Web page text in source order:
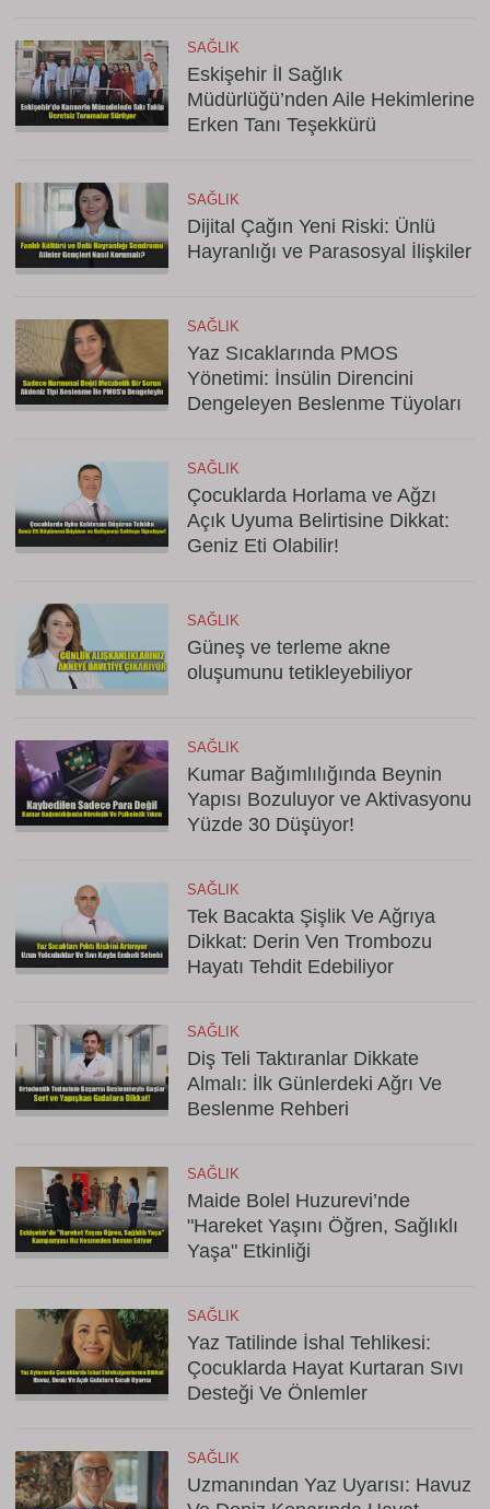
SAĞLIK
Eskişehir İl Sağlık
Müdürlüğü’nden Aile Hekimlerine
Erken Tanı Teşekkürü
SAĞLIK
Dijital Çağın Yeni Riski: Ünlü
Hayranlığı ve Parasosyal İlişkiler
SAĞLIK
Yaz Sıcaklarında PMOS
Yönetimi: İnsülin Direncini
Dengeleyen Beslenme Tüyoları
SAĞLIK
Çocuklarda Horlama ve Ağzı
Açık Uyuma Belirtisine Dikkat:
Geniz Eti Olabilir!
SAĞLIK
Güneş ve terleme akne
oluşumunu tetikleyebiliyor
SAĞLIK
Kumar Bağımlılığında Beynin
Yapısı Bozuluyor ve Aktivasyonu
Yüzde 30 Düşüyor!
SAĞLIK
Tek Bacakta Şişlik Ve Ağrıya
Dikkat: Derin Ven Trombozu
Hayatı Tehdit Edebiliyor
SAĞLIK
Diş Teli Taktıranlar Dikkate
Almalı: İlk Günlerdeki Ağrı Ve
Beslenme Rehberi
SAĞLIK
Maide Bolel Huzurevi’nde
"Hareket Yaşını Öğren, Sağlıklı
Yaşa" Etkinliği
SAĞLIK
Yaz Tatilinde İshal Tehlikesi:
Çocuklarda Hayat Kurtaran Sıvı
Desteği Ve Önlemler
SAĞLIK
Uzmanından Yaz Uyarısı: Havuz